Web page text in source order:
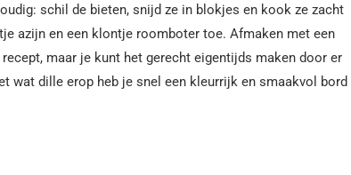
schil de bieten, snijd ze in blokjes en kook ze zacht
azijn en een klontje roomboter toe. Afmaken met een
maar je kunt het gerecht eigentijds maken door er
wat dille erop heb je snel een kleurrijk en smaakvol bord